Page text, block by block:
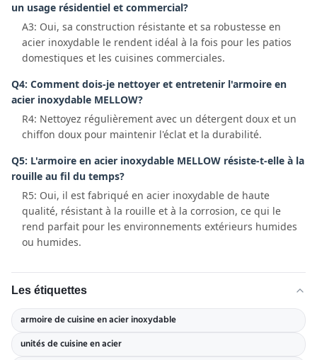
un usage résidentiel et commercial?
A3: Oui, sa construction résistante et sa robustesse en
acier inoxydable le rendent idéal à la fois pour les patios
domestiques et les cuisines commerciales.
Q4: Comment dois-je nettoyer et entretenir l'armoire en
acier inoxydable MELLOW?
R4: Nettoyez régulièrement avec un détergent doux et un
chiffon doux pour maintenir l'éclat et la durabilité.
Q5: L'armoire en acier inoxydable MELLOW résiste-t-elle à la
rouille au fil du temps?
R5: Oui, il est fabriqué en acier inoxydable de haute
qualité, résistant à la rouille et à la corrosion, ce qui le
rend parfait pour les environnements extérieurs humides
ou humides.
Les étiquettes
armoire de cuisine en acier inoxydable
unités de cuisine en acier